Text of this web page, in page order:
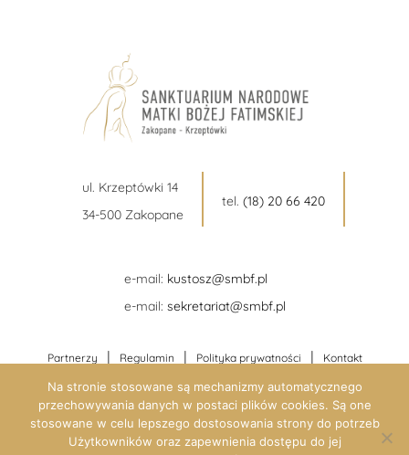
ul. Krzeptówki 14
34-500 Zakopane
tel. (18) 20 66 420
e-mail: kustosz@smbf.pl
e-mail: sekretariat@smbf.pl
Partnerzy | Regulamin | Polityka prywatności | Kontakt
Na stronie stosowane są mechanizmy automatycznego
przechowywania danych w postaci plików cookies. Są one
stosowane w celu lepszego dostosowania strony do potrzeb
Użytkowników oraz zapewnienia dostępu do jej